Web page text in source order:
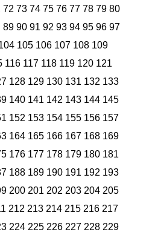
72 73 74 75 76 77 78 79 80
89 90 91 92 93 94 95 96 97
105 106 107 108 109
116 117 118 119 120 121
128 129 130 131 132 133
140 141 142 143 144 145
152 153 154 155 156 157
164 165 166 167 168 169
176 177 178 179 180 181
188 189 190 191 192 193
200 201 202 203 204 205
212 213 214 215 216 217
224 225 226 227 228 229